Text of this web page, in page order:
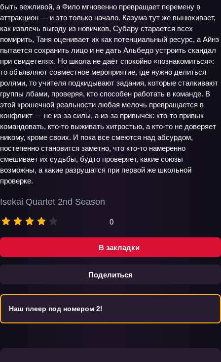
В закладки
Поделиться
Isekai Quartet 2nd Season
0
быть вежливой, а Фило мгновенно превращает перемену в
аттракцион — и это только начало. Казума тут же вынюхивает,
как извлечь выгоду из новичков, Субару старается всех
помирить, Таня оценивает их как потенциальный ресурс, а Айнз
пытается сохранить лицо и не дать Альбедо устроить скандал
при свидетелях. Но школа не даёт спокойно «познакомиться»:
то объявляют совместное мероприятие, где нужно делиться
ролями, то учителя подкидывают задания, которые сталкивают
группы лбами, проверяя, кто способен работать в команде. В
этой крошечной реальности любая мелочь превращается в
конфликт — не из-за силы, а из-за привычек: кто-то привык
командовать, кто-то выживать хитростью, а кто-то не доверяет
никому, кроме своих. И пока все смеются над абсурдом,
постепенно становится заметно, что кто-то намеренно
смешивает их судьбы, будто проверяет, какие союзы
возможны, а какие разрушатся при первой же школьной
проверке.
Наш плеер под номером 2!